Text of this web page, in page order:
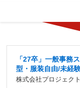
「27卒」一般事務
型・服装自由/未経
株式会社プロジェク